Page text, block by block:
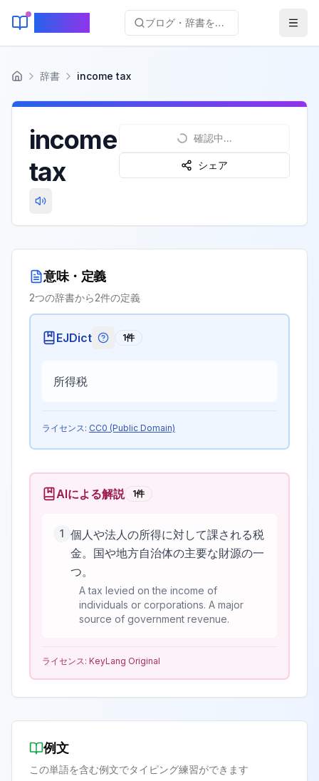
ブログ・辞書を検索...
ホーム 辞書 income tax
income
tax
確認中...
シェア
意味・定義
2つの辞書から2件の定義
EJDict EJDictの記号説明
1件
所得税
ライセンス: CC0 (Public Domain)
AIによる解説 1件
1 個人や法人の所得に対して課される税
金。国や地方自治体の主要な財源の一
つ。
A tax levied on the income of
individuals or corporations. A major
source of government revenue.
ライセンス: KeyLang Original
例文
この単語を含む例文でタイピング練習ができます